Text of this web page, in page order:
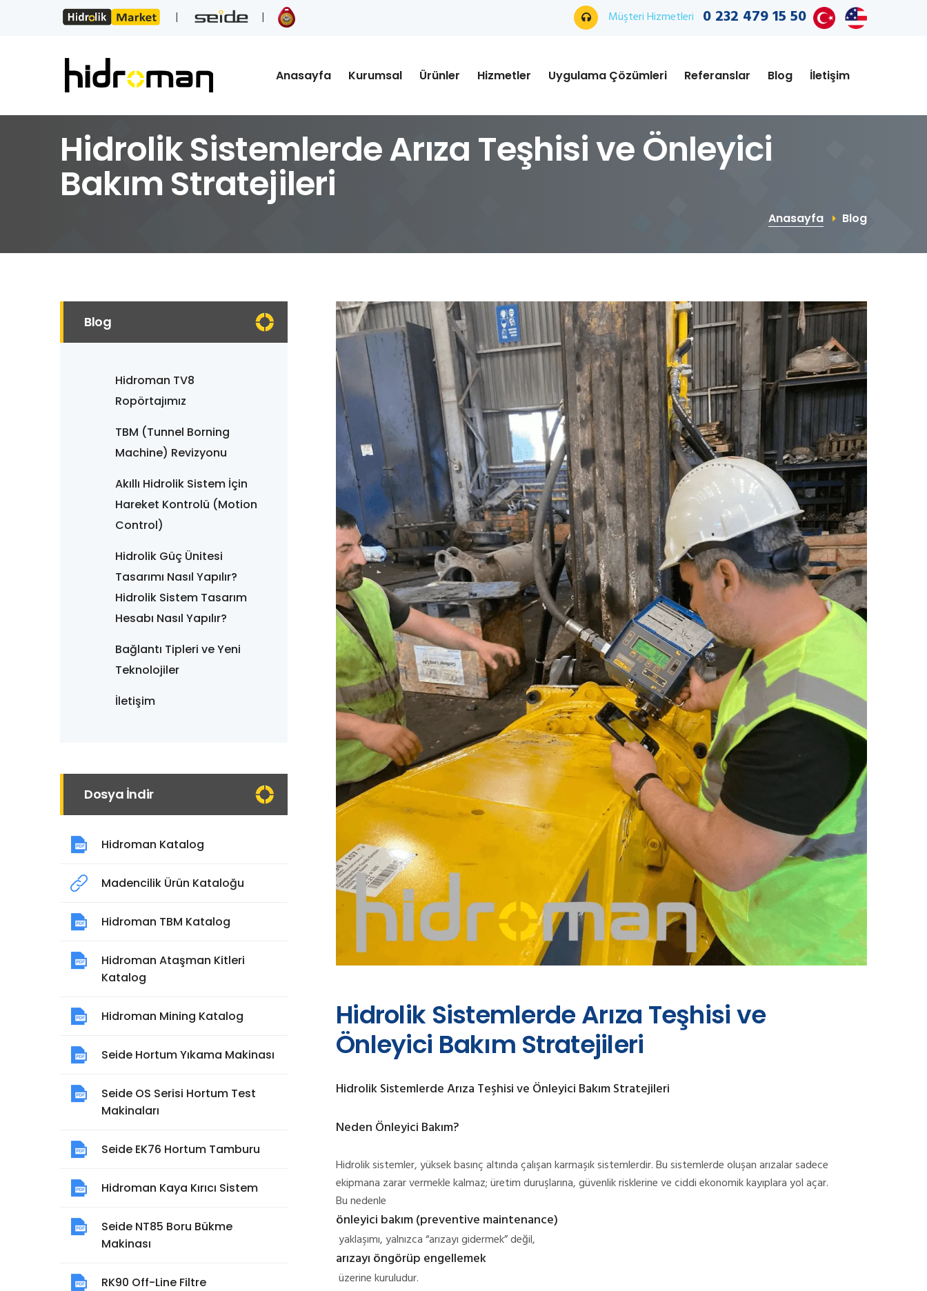
Müşteri Hizmetleri 0 232 479 15 50
Anasayfa Kurumsal Ürünler Hizmetler Uygulama Çözümleri Referanslar Blog İletişim
Hidrolik Sistemlerde Arıza Teşhisi ve Önleyici
Bakım Stratejileri
Anasayfa Blog
Hidrolik Sistemlerde Arıza Teşhisi ve
Önleyici Bakım Stratejileri
Hidrolik Sistemlerde Arıza Teşhisi ve Önleyici Bakım Stratejileri
Neden Önleyici Bakım?
Hidrolik sistemler, yüksek basınç altında çalışan karmaşık sistemlerdir. Bu sistemlerde oluşan arızalar sadece
ekipmana zarar vermekle kalmaz; üretim duruşlarına, güvenlik risklerine ve ciddi ekonomik kayıplara yol açar.
Bu nedenle
önleyici bakım (preventive maintenance)
yaklaşımı, yalnızca “arızayı gidermek” değil,
arızayı öngörüp engellemek
üzerine kuruludur.
Blog
Hidroman TV8
Ropörtajımız
TBM (Tunnel Borning
Machine) Revizyonu
Akıllı Hidrolik Sistem İçin
Hareket Kontrolü (Motion
Control)
Hidrolik Güç Ünitesi
Tasarımı Nasıl Yapılır?
Hidrolik Sistem Tasarım
Hesabı Nasıl Yapılır?
Bağlantı Tipleri ve Yeni
Teknolojiler
İletişim
Dosya İndir
Hidroman Katalog
Madencilik Ürün Kataloğu
Hidroman TBM Katalog
Hidroman Ataşman Kitleri
Katalog
Hidroman Mining Katalog
Seide Hortum Yıkama Makinası
Seide OS Serisi Hortum Test
Makinaları
Seide EK76 Hortum Tamburu
Hidroman Kaya Kırıcı Sistem
Seide NT85 Boru Bükme
Makinası
RK90 Off-Line Filtre